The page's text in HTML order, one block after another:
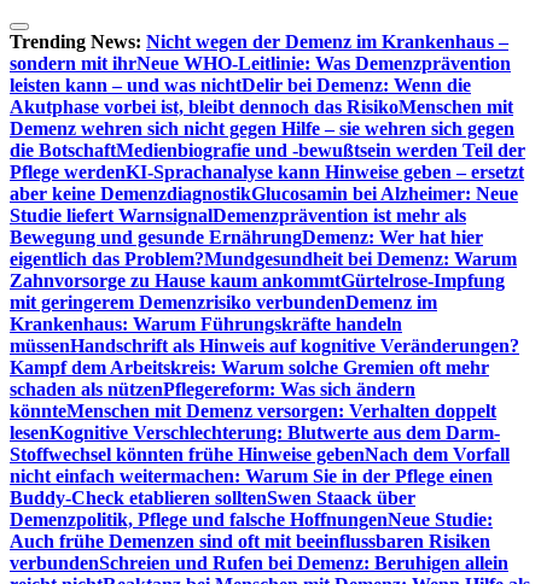
Zum
Inhalt
springen
Trending News: Nicht wegen der Demenz im Krankenhaus –
sondern mit ihrNeue WHO-Leitlinie: Was Demenzprävention
leisten kann – und was nichtDelir bei Demenz: Wenn die
Akutphase vorbei ist, bleibt dennoch das RisikoMenschen mit
Demenz wehren sich nicht gegen Hilfe – sie wehren sich gegen
die BotschaftMedienbiografie und -bewußtsein werden Teil der
Pflege werdenKI-Sprachanalyse kann Hinweise geben – ersetzt
aber keine DemenzdiagnostikGlucosamin bei Alzheimer: Neue
Studie liefert WarnsignalDemenzprävention ist mehr als
Bewegung und gesunde ErnährungDemenz: Wer hat hier
eigentlich das Problem?Mundgesundheit bei Demenz: Warum
Zahnvorsorge zu Hause kaum ankommtGürtelrose-Impfung
mit geringerem Demenzrisiko verbundenDemenz im
Krankenhaus: Warum Führungskräfte handeln
müssenHandschrift als Hinweis auf kognitive Veränderungen?
Kampf dem Arbeitskreis: Warum solche Gremien oft mehr
schaden als nützenPflegereform: Was sich ändern
könnteMenschen mit Demenz versorgen: Verhalten doppelt
lesenKognitive Verschlechterung: Blutwerte aus dem Darm-
Stoffwechsel könnten frühe Hinweise gebenNach dem Vorfall
nicht einfach weitermachen: Warum Sie in der Pflege einen
Buddy-Check etablieren solltenSwen Staack über
Demenzpolitik, Pflege und falsche HoffnungenNeue Studie:
Auch frühe Demenzen sind oft mit beeinflussbaren Risiken
verbundenSchreien und Rufen bei Demenz: Beruhigen allein